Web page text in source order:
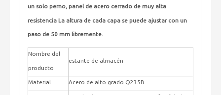
un solo perno, panel de acero cerrado de muy alta
resistencia La altura de cada capa se puede ajustar con un
paso de 50 mm libremente.
Nombre del
producto
estante de almacén
Material Acero de alto grado Q235B